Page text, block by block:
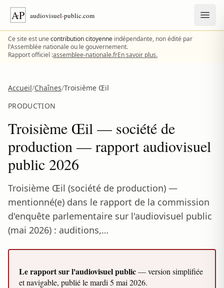
Aller au contenu
Ce site est unecontribution citoyenne indépendante, non édité par
l'Assemblée nationale ou le gouvernement.
Rapport officiel :assemblee-nationale.frEn savoir plus.
Accueil/Chaînes/Troisième Œil
PRODUCTION
Troisième Œil — société de
production — rapport audiovisuel
public 2026
Troisième Œil (société de production) —
mentionné(e) dans le rapport de la commission
d'enquête parlementaire sur l'audiovisuel public
(mai 2026) : auditions,…
Le rapport sur l'audiovisuel public— version simplifiée
et navigable, publié lemardi 5 mai 2026.